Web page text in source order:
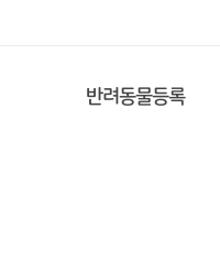
반려동물등록